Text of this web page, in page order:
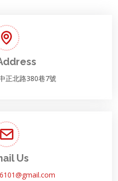
正北路380巷7號
Us